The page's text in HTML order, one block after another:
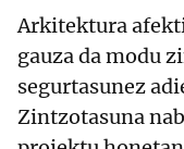
Arkitektura
gauza da modu
segurtasunez
Zintzotasuna